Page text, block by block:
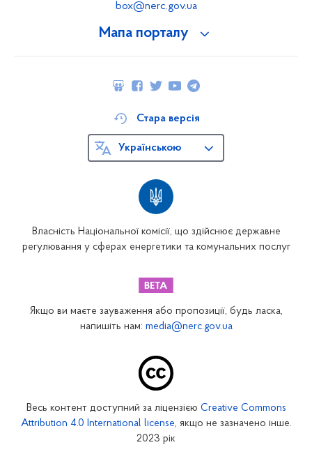
Мапа порталу
box@nerc.gov.ua
Власність Національної комісії, що здійснює державне
регулювання у сферах енергетики та комунальних послуг
Стара версія
Українською
Якщо ви маєте зауваження або пропозиції, будь ласка,
напишіть нам: media@nerc.gov.ua
Весь контент доступний за ліцензією Creative Commons
Attribution 4.0 International license, якщо не зазначено інше.
2023 рік